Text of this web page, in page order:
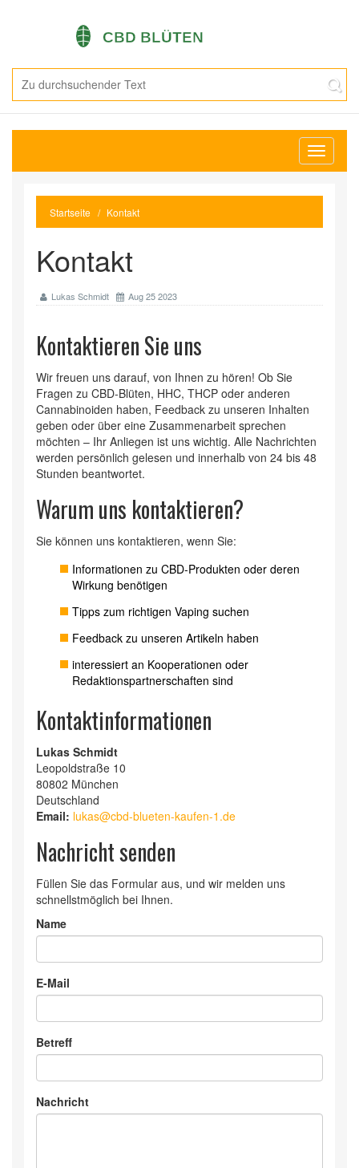
Startseite Kontakt
Kontakt
Lukas Schmidt Aug 25 2023
Kontaktieren Sie uns
Wir freuen uns darauf, von Ihnen zu hören! Ob Sie
Fragen zu CBD-Blüten, HHC, THCP oder anderen
Cannabinoiden haben, Feedback zu unseren Inhalten
geben oder über eine Zusammenarbeit sprechen
möchten – Ihr Anliegen ist uns wichtig. Alle Nachrichten
werden persönlich gelesen und innerhalb von 24 bis 48
Stunden beantwortet.
Warum uns kontaktieren?
Sie können uns kontaktieren, wenn Sie:
Informationen zu CBD-Produkten oder deren
Wirkung benötigen
Tipps zum richtigen Vaping suchen
Feedback zu unseren Artikeln haben
interessiert an Kooperationen oder
Redaktionspartnerschaften sind
Kontaktinformationen
Lukas Schmidt
Leopoldstraße 10
80802 München
Deutschland
Email: lukas@cbd-blueten-kaufen-1.de
Nachricht senden
Füllen Sie das Formular aus, und wir melden uns
schnellstmöglich bei Ihnen.
Name
E-Mail
Betreff
Nachricht